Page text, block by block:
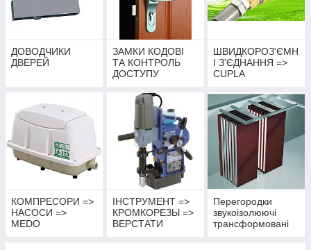
ДОВОДЧИКИ
ДВЕРЕЙ
ЗАМКИ КОДОВІ
ТА КОНТРОЛЬ
ДОСТУПУ
ШВИДКОРОЗ'ЄМН
І З'ЄДНАННЯ =>
CUPLA
КОМПРЕСОРИ =>
НАСОСИ =>
MEDO
ІНСТРУМЕНТ =>
КРОМКОРЕЗЫ =>
ВЕРСТАТИ
Перегородки
звукоізолюючі
трансформовані